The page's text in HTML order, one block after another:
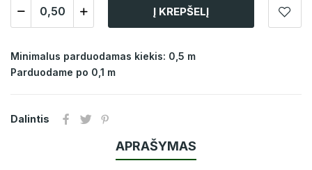
Į KREPŠELĮ
Minimalus parduodamas kiekis: 0,5 m
Parduodame po 0,1 m
Dalintis
APRAŠYMAS